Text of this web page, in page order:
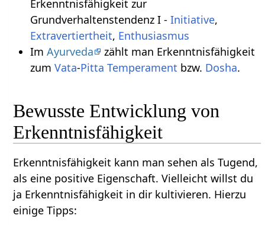
Erkenntnisfähigkeit zur
Grundverhaltenstendenz I - Initiative,
Extravertiertheit, Enthusiasmus
Im Ayurveda
zählt man Erkenntnisfähigkeit
zum Vata-Pitta Temperament bzw. Dosha.
Bewusste Entwicklung von
Erkenntnisfähigkeit
Erkenntnisfähigkeit kann man sehen als Tugend,
als eine positive Eigenschaft. Vielleicht willst du
ja Erkenntnisfähigkeit in dir kultivieren. Hierzu
einige Tipps: